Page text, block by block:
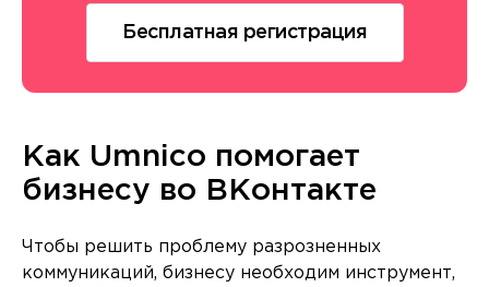
Бесплатная регистрация
Как Umnico помогает
бизнесу во ВКонтакте
Чтобы решить проблему разрозненных
коммуникаций, бизнесу необходим инструмент,